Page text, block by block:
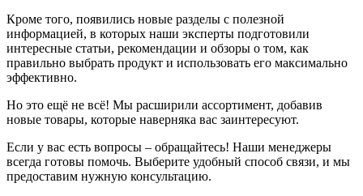
Кроме того, появились новые разделы с полезной
информацией, в которых наши эксперты подготовили
интересные статьи, рекомендации и обзоры о том, как
правильно выбрать продукт и использовать его максимально
эффективно.
Но это ещё не всё! Мы расширили ассортимент, добавив
новые товары, которые наверняка вас заинтересуют.
Если у вас есть вопросы – обращайтесь! Наши менеджеры
всегда готовы помочь. Выберите удобный способ связи, и мы
предоставим нужную консультацию.